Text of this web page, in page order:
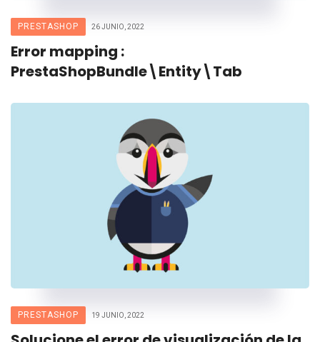
PRESTASHOP 26 JUNIO, 2022
Error mapping :
PrestaShopBundle\Entity\Tab
PRESTASHOP 19 JUNIO, 2022